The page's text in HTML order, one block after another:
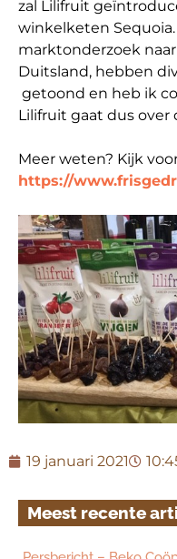
zal Lilifruit
winkelketen
marktonderzoek
Duitsland, hebben
getoond en heb ik
Lilifruit gaat dus over
Meer weten? Kijk
https://
19 januari 2021
Meest recente